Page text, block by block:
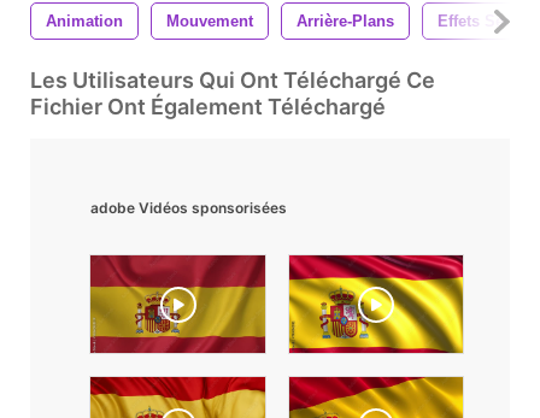
Animation Mouvement Arrière-Plans Effets
Les Utilisateurs Qui Ont Téléchargé Ce
Fichier Ont Également Téléchargé
adobe Vidéos sponsorisées